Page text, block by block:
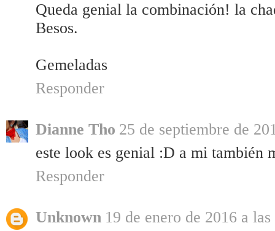
Queda genial la combinación! la
Besos.
Gemeladas
Responder
Dianne Tho 25 de septiembre de
este look es genial :D a mi también
Responder
Unknown 19 de enero de 2016 a